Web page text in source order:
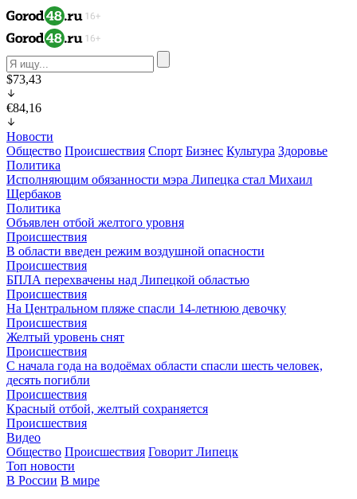
$73,43
€84,16
Новости
Общество Происшествия Спорт Бизнес Культура Здоровье
Политика
Исполняющим обязанности мэра Липецка стал Михаил
Щербаков
Политика
Объявлен отбой желтого уровня
Происшествия
В области введен режим воздушной опасности
Происшествия
БПЛА перехвачены над Липецкой областью
Происшествия
На Центральном пляже спасли 14-летнюю девочку
Происшествия
Желтый уровень снят
Происшествия
С начала года на водоёмах области спасли шесть человек,
десять погибли
Происшествия
Красный отбой, желтый сохраняется
Происшествия
Видео
Общество Происшествия Говорит Липецк
Топ новости
В России В мире